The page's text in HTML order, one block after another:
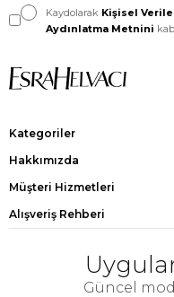
Kaydolarak Kişisel
Aydınlatma Metnini
Kategoriler
Hakkımızda
Müşteri Hizmetleri
Alışveriş Rehberi
Güncel